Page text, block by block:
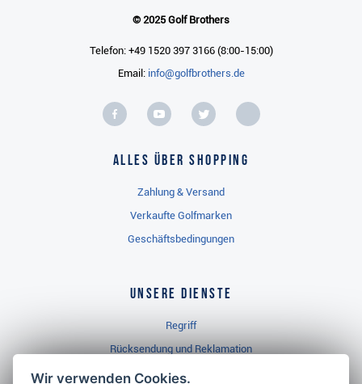
© 2025 Golf Brothers
Telefon: +49 1520 397 3166 (8:00-15:00)
Email: info@golfbrothers.de
Alles über Shopping
Zahlung & Versand
Verkaufte Golfmarken
Geschäftsbedingungen
Unsere Dienste
Regriff
Rücksendung und Reklamation
Widerrufsbelehrung
Wir verwenden Cookies.